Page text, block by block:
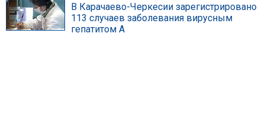
В Карачаево-Черкесии зарегистрировано
113 случаев заболевания вирусным
гепатитом А